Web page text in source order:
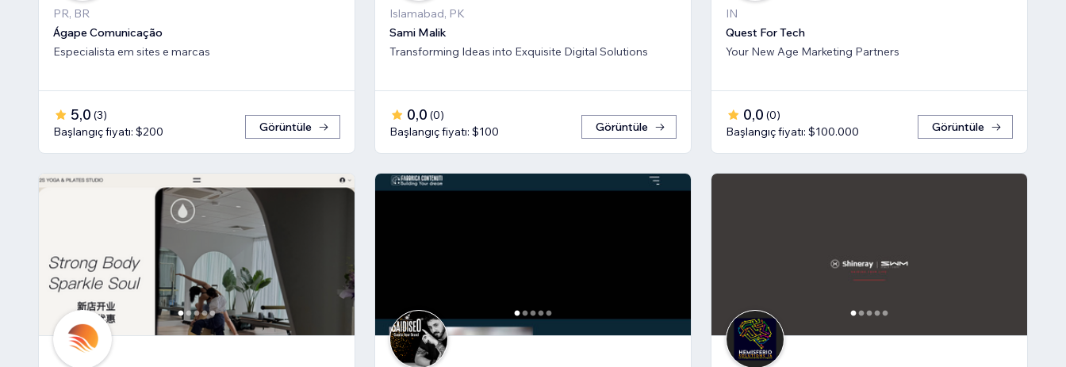
PR, BR
Ágape Comunicação
Especialista em sites e marcas
5,0 (3)
Başlangıç fiyatı: $200
Görüntüle
Islamabad, PK
Sami Malik
Transforming Ideas into Exquisite Digital Solutions
0,0 (0)
Başlangıç fiyatı: $100
Görüntüle
IN
Quest For Tech
Your New Age Marketing Partners
0,0 (0)
Başlangıç fiyatı: $100.000
Görüntüle